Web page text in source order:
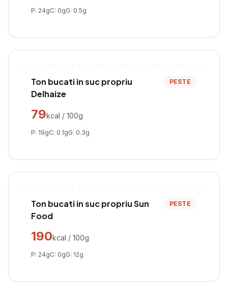
P: 24gC: 0gG: 0.5g
Ton bucati in suc propriu
Delhaize
PESTE
79kcal / 100g
P: 19gC: 0.1gG: 0.3g
Ton bucati in suc propriu Sun
Food
PESTE
190kcal / 100g
P: 24gC: 0gG: 12g